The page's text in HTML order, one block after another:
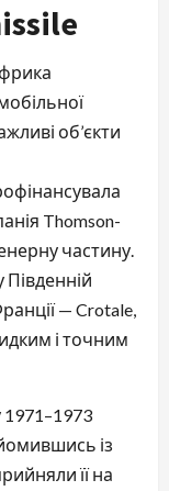
об’єкти
Thomson-
частину.
Південній
— Crotale,
і точним
1971–1973
із
її на